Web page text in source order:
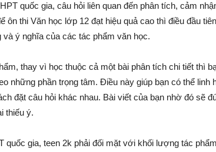
quốc gia, câu hỏi liên quan đến phân tích, cảm
ôn thi Văn học lớp 12 đạt hiệu quả cao thì điều đầu
và ý nghĩa của các tác phẩm văn học.
thay vì học thuộc cả một bài phân tích chi tiết thì
những phần trọng tâm. Điều này giúp bạn có thể linh
đặt câu hỏi khác nhau. Bài viết của bạn nhờ đó sẽ
thiếu ý.
quốc gia, teen 2k phải đối mặt với khối lượng tác